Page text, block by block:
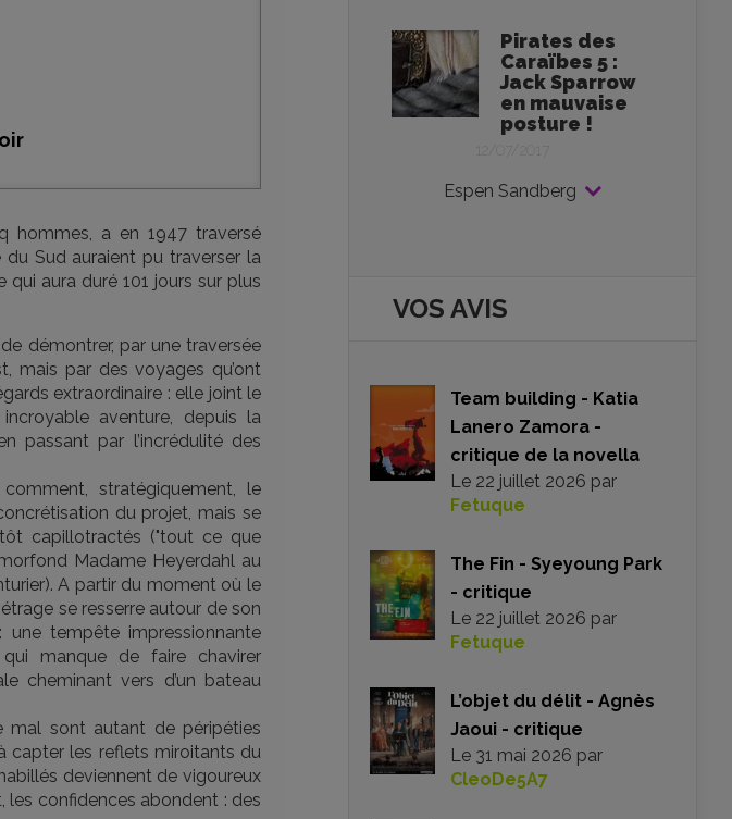
hommes, a en 1947 traversé
du Sud auraient pu traverser la
aura duré 101 jours sur plus
démontrer, par une traversée
mais par des voyages qu’ont
extraordinaire : elle joint le
aventure, depuis la
passant par l’incrédulité des
stratégiquement, le
du projet, mais se
capillotractés ("tout ce que
Madame Heyerdahl au
A partir du moment où le
se resserre autour de son
tempête impressionnante
qui manque de faire chavirer
cheminant vers d’un bateau
mal sont autant de péripéties
capter les reflets miroitants du
deviennent de vigoureux
les confidences abondent : des
Pirates des
Caraïbes 5 :
Jack Sparrow
en mauvaise
posture !
Espen Sandberg
VOS AVIS
Team building - Katia
Lanero Zamora -
critique de la novella
Le 22 juillet 2026 par
Fetuque
The Fin - Syeyoung Park
- critique
Le 22 juillet 2026 par
Fetuque
L’objet du délit - Agnès
Jaoui - critique
Le 31 mai 2026 par
CleoDe5A7